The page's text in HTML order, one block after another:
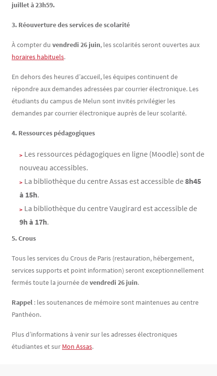
juillet à 23h59.
3. Réouverture des services de scolarité
À compter du vendredi 26 juin, les scolarités seront ouvertes aux
horaires habituels.
En dehors des heures d’accueil, les équipes continuent de
répondre aux demandes adressées par courrier électronique. Les
étudiants du campus de Melun sont invités privilégier les
demandes par courrier électronique auprès de leur scolarité.
4. Ressources pédagogiques
Les ressources pédagogiques en ligne (Moodle) sont de
nouveau accessibles.
La bibliothèque du centre Assas est accessible de8h45
à 15h.
La bibliothèque du centre Vaugirard est accessible de
9h à 17h.
5. Crous
Tous les services du Crous de Paris (restauration, hébergement,
services supports et point information) seront exceptionnellement
fermés toute la journée devendredi 26 juin.
Rappel : les soutenances de mémoire sont maintenues au centre
Panthéon.
Plus d’informations à venir sur les adresses électroniques
étudiantes et sur Mon Assas.